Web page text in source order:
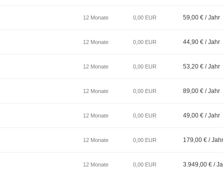
12 Monate 0,00 EUR 59,00 € / Jahr
12 Monate 0,00 EUR 44,90 € / Jahr
12 Monate 0,00 EUR 53,20 € / Jahr
12 Monate 0,00 EUR 89,00 € / Jahr
12 Monate 0,00 EUR 49,00 € / Jahr
12 Monate 0,00 EUR 179,00 € / Jahr
12 Monate 0,00 EUR 3.949,00 € /